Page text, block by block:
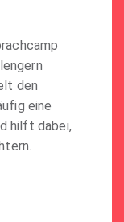
den
eine
hilft dabei,